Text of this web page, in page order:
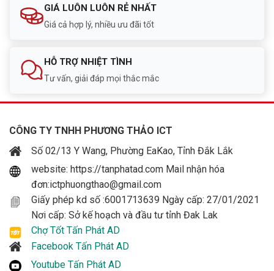
GIÁ LUÔN LUÔN RẺ NHẤT
Giá cả hợp lý, nhiều ưu đãi tốt
HỖ TRỢ NHIỆT TÌNH
Tư vấn, giải đáp mọi thắc mắc
CÔNG TY TNHH PHƯƠNG THẢO ICT
Số 02/13 Y Wang, Phường EaKao, Tỉnh Đắk Lắk
website: https://tanphatad.com Mail nhận hóa
đơn:ictphuongthao@gmail.com
Giấy phép kd số :6001713639 Ngày cấp: 27/01/2021
Nơi cấp: Sở kế hoạch và đầu tư tỉnh Đak Lak
Chợ Tốt Tấn Phát AD
Facebook Tấn Phát AD
Youtube Tấn Phát AD